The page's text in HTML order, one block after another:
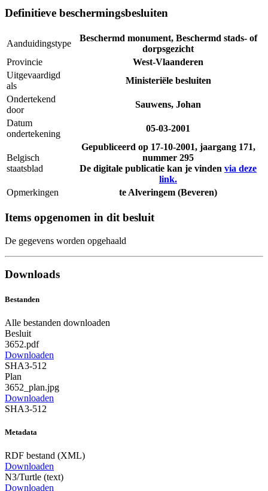
Definitieve beschermingsbesluiten
Aanduidingstype
Beschermd monument, Beschermd stads- of
dorpsgezicht
Provincie
West-Vlaanderen
Uitgevaardigd
als
Ministeriële besluiten
Ondertekend
door
Sauwens, Johan
Datum
ondertekening
05-03-2001
Belgisch
staatsblad
Gepubliceerd op 17-10-2001, jaargang 171,
nummer 295
De digitale publicatie kan je vinden via deze
link.
Opmerkingen
te Alveringem (Beveren)
Items opgenomen in dit besluit
De gegevens worden opgehaald
Downloads
Bestanden
Alle bestanden downloaden
Besluit
3652.pdf
Downloaden
SHA3-512
Plan
3652_plan.jpg
Downloaden
SHA3-512
Metadata
RDF bestand (XML)
Downloaden
N3/Turtle (text)
Downloaden